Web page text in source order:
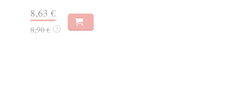
8,63 €
8,90 € ?